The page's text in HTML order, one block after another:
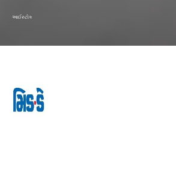
આઈસ્ટોક